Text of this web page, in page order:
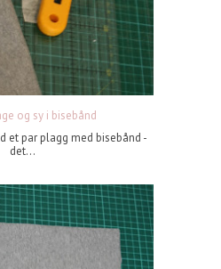
og sy i bisebånd
et par plagg med bisebånd -
det...